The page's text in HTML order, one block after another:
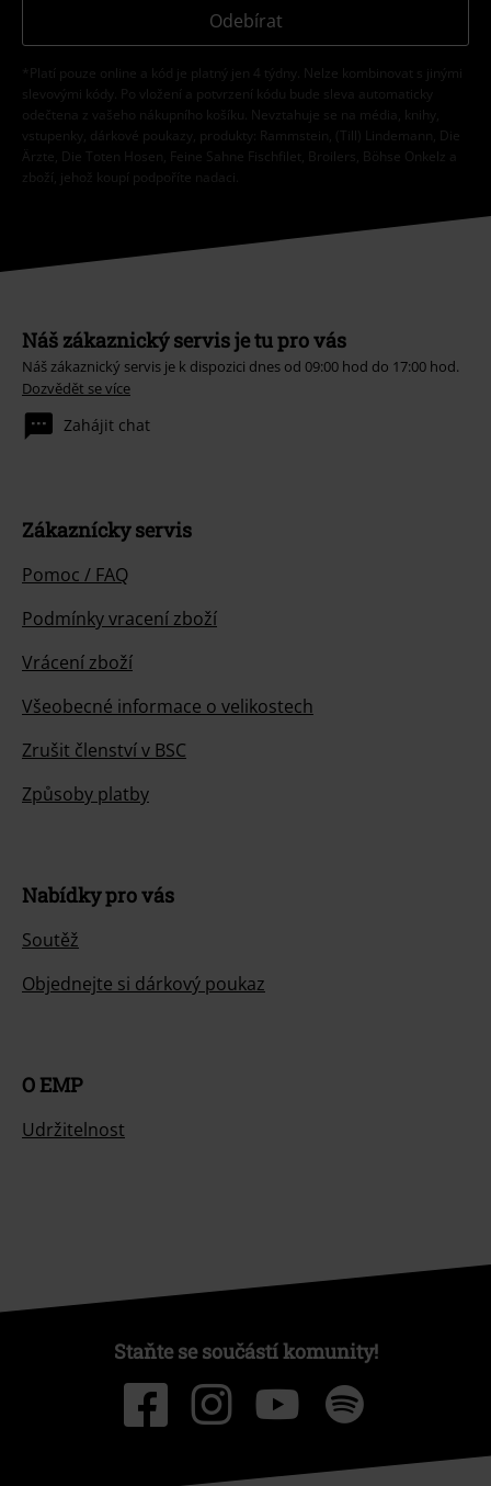
Odebírat
*Platí pouze online a kód je platný jen 4 týdny. Nelze kombinovat s jinými
slevovými kódy. Po vložení a potvrzení kódu bude sleva automaticky
odečtena z vašeho nákupního košíku. Nevztahuje se na média, knihy,
vstupenky, dárkové poukazy, produkty: Rammstein, (Till) Lindemann, Die
Ärzte, Die Toten Hosen, Feine Sahne Fischfilet, Broilers, Böhse Onkelz a
zboží, jehož koupí podpoříte nadaci.
Náš zákaznický servis je tu pro vás
Náš zákaznický servis je k dispozici dnes od 09:00 hod do 17:00 hod.
Dozvědět se více
Zahájit chat
Zákaznícky servis
Pomoc / FAQ
Podmínky vracení zboží
Vrácení zboží
Všeobecné informace o velikostech
Zrušit členství v BSC
Způsoby platby
Nabídky pro vás
Soutěž
Objednejte si dárkový poukaz
O EMP
Udržitelnost
Staňte se součástí komunity!